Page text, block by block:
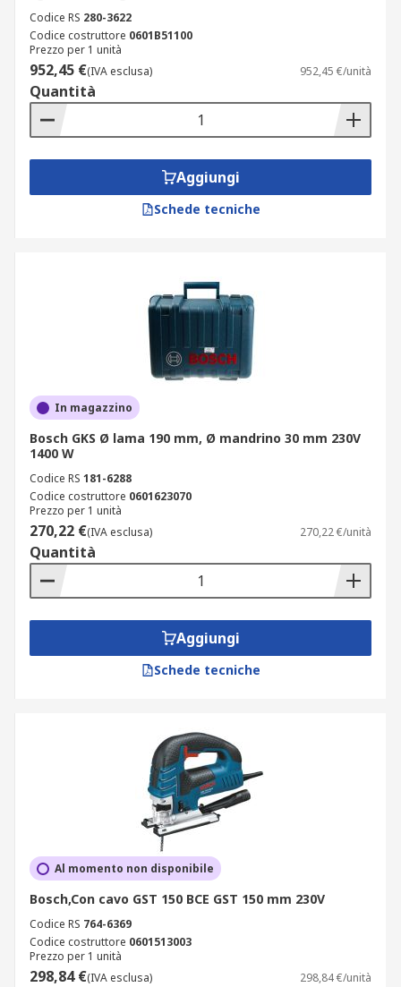
Codice RS 280-3622
Codice costruttore 0601B51100
Prezzo per 1 unità
952,45 €(IVA esclusa) 952,45 €/unità
Quantità
Aggiungi
Schede tecniche
In magazzino
Bosch GKS Ø lama 190 mm, Ø mandrino 30 mm 230V
1400 W
Codice RS 181-6288
Codice costruttore 0601623070
Prezzo per 1 unità
270,22 €(IVA esclusa) 270,22 €/unità
Quantità
Aggiungi
Schede tecniche
Al momento non disponibile
Bosch,Con cavo GST 150 BCE GST 150 mm 230V
Codice RS 764-6369
Codice costruttore 0601513003
Prezzo per 1 unità
298,84 €(IVA esclusa) 298,84 €/unità